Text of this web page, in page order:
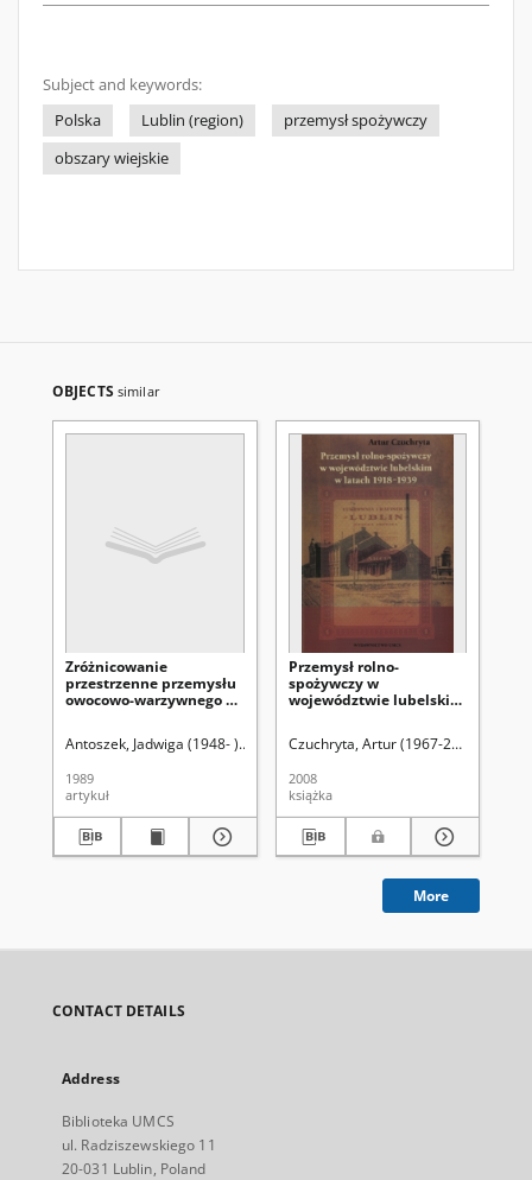
Subject and keywords:
Polska
Lublin (region)
przemysł spożywczy
obszary wiejskie
OBJECTS similar
Zróżnicowanie
przestrzenne przemysłu
owocowo-warzywnego w
Antoszek, Jadwiga (1948- )
Świć, Halina Uniwersytet Marii Curie-
1989
artykuł
Przemysł rolno-
spożywczy w
województwie lubelskim
Czuchryta, Artur (1967-2013)
2008
książka
More
CONTACT DETAILS
Address
Biblioteka UMCS
ul. Radziszewskiego 11
20-031 Lublin, Poland